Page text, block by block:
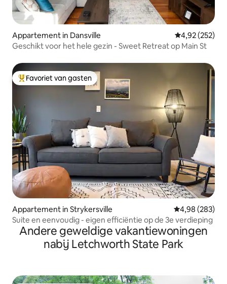
Appartement in Dansville Gemiddelde
4,92 (252)
Geschikt voor het hele gezin - Sweet Retreat op Main St
Topfavoriet van gasten
Favoriet van gasten
Appartement in Strykersville Gemiddelde
4,98 (283)
Suite en eenvoudig - eigen efficiëntie op de 3e verdieping
Andere geweldige vakantiewoningen
nabij Letchworth State Park